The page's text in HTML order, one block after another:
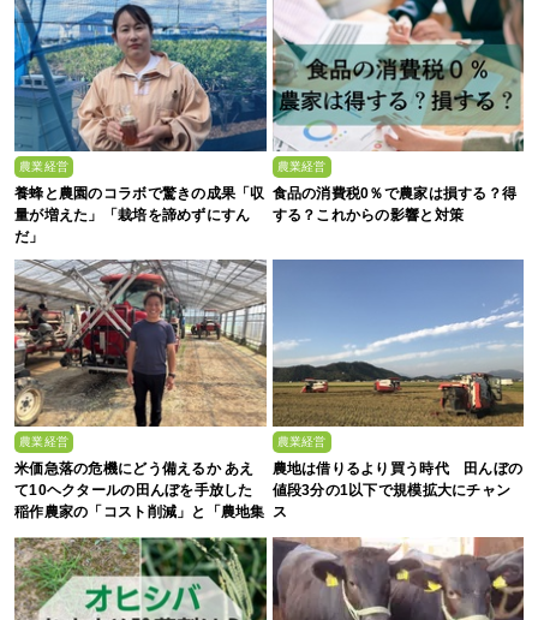
農業経営
養蜂と農園のコラボで驚きの成果「収
量が増えた」「栽培を諦めずにすん
だ」
農業経営
食品の消費税0％で農家は損する？得
する？これからの影響と対策
農業経営
米価急落の危機にどう備えるか あえ
て10ヘクタールの田んぼを手放した
稲作農家の「コスト削減」と「農地集
約」
農業経営
農地は借りるより買う時代 田んぼの
値段3分の1以下で規模拡大にチャン
ス